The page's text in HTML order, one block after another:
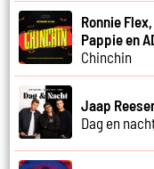
Ronnie
Pappie en
Chinchin
Jaap
Dag en